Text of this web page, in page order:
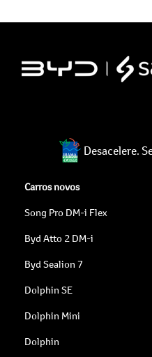
Desacelere.
Carros novos
Song Pro DM-i Flex
Byd Atto 2 DM-i
Byd Sealion 7
Dolphin SE
Dolphin Mini
Dolphin